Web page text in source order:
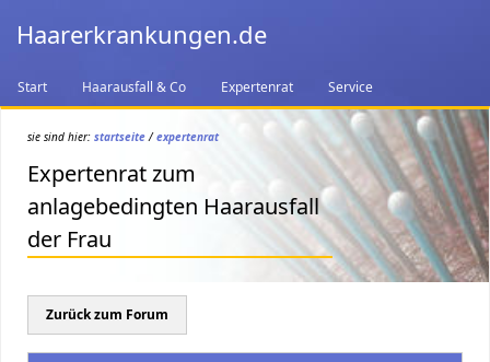
Haarerkrankungen.de
Start Haarausfall & Co Expertenrat Service
sie sind hier: startseite/expertenrat
Expertenrat zum
anlagebedingten Haarausfall
der Frau
Zurück zum Forum